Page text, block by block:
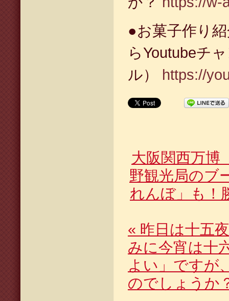
●お菓子作り
らYoutubeチ
ル） https://
大阪関西万
野観光局のブ
れんぼ」も！
« 昨日は十五
みに今宵は十
よい」ですが
のでしょうか